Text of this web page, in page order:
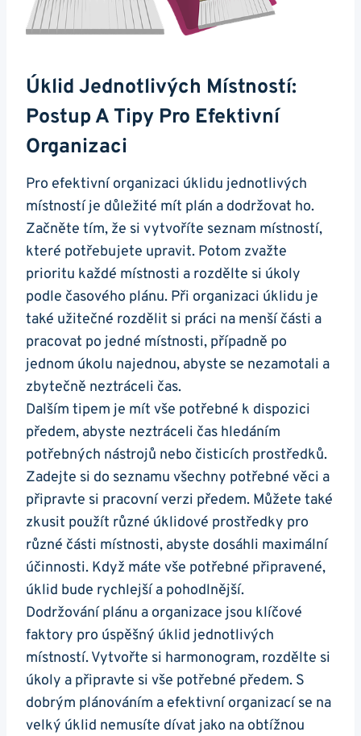
Úklid Jednotlivých Místností:
Postup A Tipy Pro Efektivní
Organizaci
Pro efektivní organizaci úklidu jednotlivých
místností je důležité mít plán a dodržovat ho.
Začněte tím, že si vytvoříte seznam místností,
které potřebujete upravit. Potom zvažte
prioritu každé místnosti a rozdělte si úkoly
podle časového plánu. Při organizaci úklidu je
také užitečné rozdělit si práci na menší části a
pracovat po jedné místnosti, případně po
jednom úkolu najednou, abyste se nezamotali a
zbytečně neztráceli čas.
Dalším tipem je mít vše potřebné k dispozici
předem, abyste neztráceli čas hledáním
potřebných nástrojů nebo čisticích prostředků.
Zadejte si do seznamu všechny potřebné věci a
připravte si pracovní verzi předem. Můžete také
zkusit použít různé úklidové prostředky pro
různé části místnosti, abyste dosáhli maximální
účinnosti. Když máte vše potřebné připravené,
úklid bude rychlejší a pohodlnější.
Dodržování plánu a organizace jsou klíčové
faktory pro úspěšný úklid jednotlivých
místností. Vytvořte si harmonogram, rozdělte si
úkoly a připravte si vše potřebné předem. S
dobrým plánováním a efektivní organizací se na
velký úklid nemusíte dívat jako na obtížnou